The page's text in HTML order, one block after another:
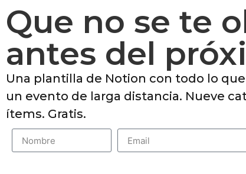
Que no se te
antes del
Una plantilla de Notion con todo lo
un evento de larga distancia. Nueve
ítems. Gratis.